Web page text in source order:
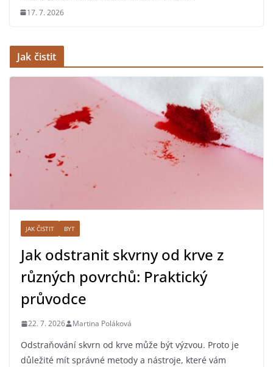
17. 7. 2026
Jak čistit
JAK ČISTIT BYT
Jak odstranit skvrny od krve z
různých povrchů: Praktický
průvodce
22. 7. 2026 Martina Poláková
Odstraňování skvrn od krve může být výzvou. Proto je
důležité mít správné metody a nástroje, které vám